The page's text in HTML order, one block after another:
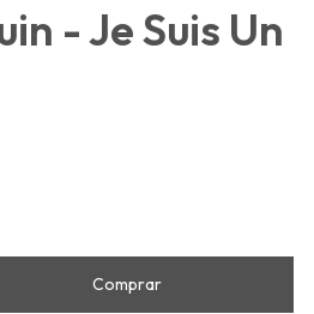
- Je Suis Un